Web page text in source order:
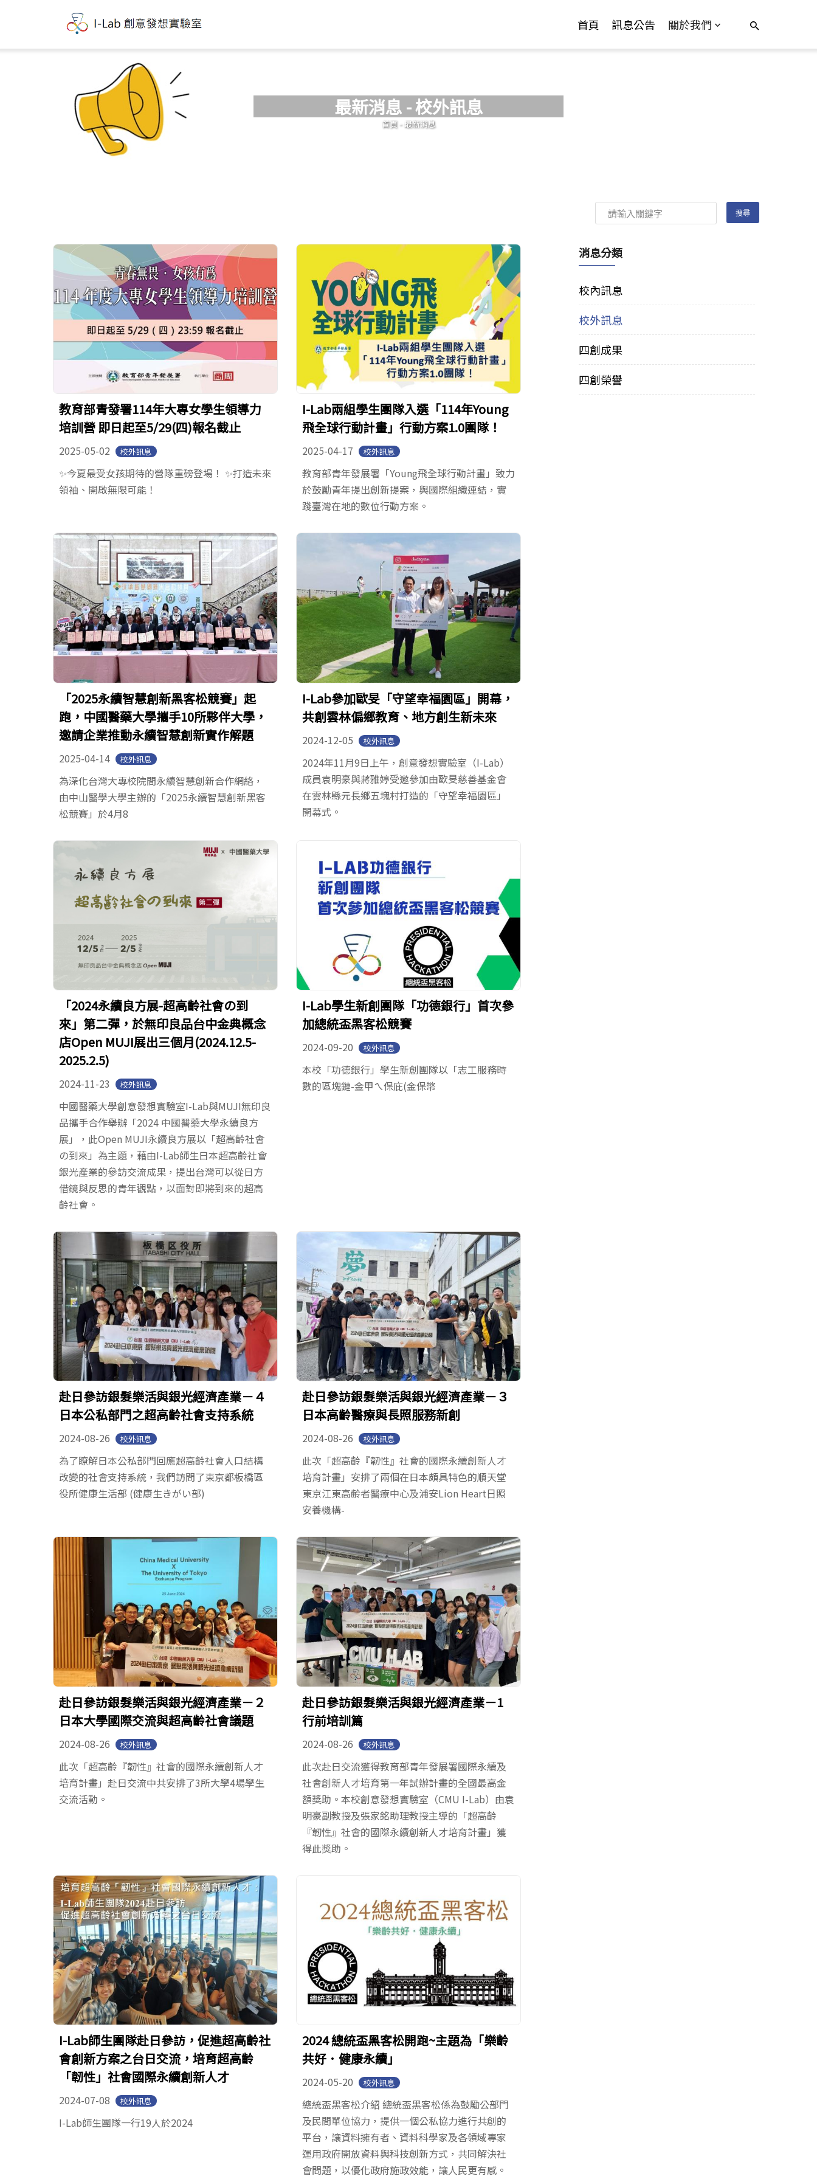
首頁 訊息公告 關於我們
最新消息 - 校外訊息
您在這裡
首頁 - 最新消息
教育部青發署114年大專女學生領導力
培訓營 即日起至5/29(四)報名截止
2025-05-02 校外訊息
✨今夏最受女孩期待的營隊重磅登場！ ✨打造未來
領袖、開啟無限可能！
I-Lab兩組學生團隊入選「114年Young
飛全球行動計畫」行動方案1.0團隊！
2025-04-17 校外訊息
教育部青年發展署「Young飛全球行動計畫」致力
於鼓勵青年提出創新提案，與國際組織連結，實
踐臺灣在地的數位行動方案。
「2025永續智慧創新黑客松競賽」起
跑，中國醫藥大學攜手10所夥伴大學，
邀請企業推動永續智慧創新實作解題
2025-04-14 校外訊息
為深化台灣大專校院間永續智慧創新合作網絡，
由中山醫學大學主辦的「2025永續智慧創新黑客
松競賽」於4月8
I-Lab參加歐旻「守望幸福園區」開幕，
共創雲林偏鄉教育、地方創生新未來
2024-12-05 校外訊息
2024年11月9日上午，創意發想實驗室（I-Lab）
成員袁明豪與蔣雅婷受邀參加由歐旻慈善基金會
在雲林縣元長鄉五塊村打造的「守望幸福園區」
開幕式。
「2024永續良方展-超高齡社會の到
來」第二彈，於無印良品台中金典概念
店Open MUJI展出三個月(2024.12.5-
2025.2.5)
2024-11-23 校外訊息
中國醫藥大學創意發想實驗室I-Lab與MUJI無印良
品攜手合作舉辦「2024 中國醫藥大學永續良方
展」，此Open MUJI永續良方展以「超高齡社會
の到來」為主題，藉由I-Lab師生日本超高齡社會
銀光產業的參訪交流成果，提出台灣可以從日方
借鏡與反思的青年觀點，以面對即將到來的超高
齡社會。
I-Lab學生新創團隊「功德銀行」首次參
加總統盃黑客松競賽
2024-09-20 校外訊息
本校「功德銀行」學生新創團隊以「志工服務時
數的區塊鏈-金甲ㄟ保庇(金保幣
赴日參訪銀髮樂活與銀光經濟產業－４
日本公私部門之超高齡社會支持系統
2024-08-26 校外訊息
為了瞭解日本公私部門回應超高齡社會人口結構
改變的社會支持系統，我們訪問了東京都板橋區
役所健康生活部 (健康生きがい部)
赴日參訪銀髮樂活與銀光經濟產業－３
日本高齡醫療與長照服務新創
2024-08-26 校外訊息
此次「超高齡『韌性』社會的國際永續創新人才
培育計畫」安排了兩個在日本頗具特色的順天堂
東京江東高齢者醫療中心及浦安Lion Heart⽇照
安養機構-
赴日參訪銀髮樂活與銀光經濟產業－２
日本大學國際交流與超高齡社會議題
2024-08-26 校外訊息
此次「超高齡『韌性』社會的國際永續創新人才
培育計畫」赴日交流中共安排了3所大學4場學生
交流活動。
赴日參訪銀髮樂活與銀光經濟產業－1
行前培訓篇
2024-08-26 校外訊息
此次赴日交流獲得教育部青年發展署國際永續及
社會創新人才培育第一年試辦計畫的全國最高金
額獎助。本校創意發想實驗室（CMU I-Lab）由袁
明豪副教授及張家銘助理教授主導的「超高齡
『韌性』社會的國際永續創新人才培育計畫」獲
得此獎助。
I-Lab師生團隊赴日參訪，促進超高齡社
會創新方案之台日交流，培育超高齡
「韌性」社會國際永續創新人才
2024-07-08 校外訊息
I-Lab師生團隊一行19人於2024
2024 總統盃黑客松開跑~主題為「樂齡
共好．健康永續」
2024-05-20 校外訊息
總統盃黑客松介紹 總統盃黑客松係為鼓勵公部門
及民間單位協力，提供一個公私協力進行共創的
平台，讓資料擁有者、資料科學家及各領域專家
運用政府開放資料與科技創新方式，共同解決社
會問題，以優化政府施政效能，讓人民更有感。
消息分類
校內訊息
校外訊息
四創成果
四創榮譽